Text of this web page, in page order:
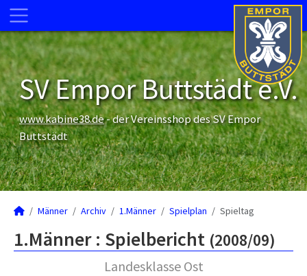
SV Empor Buttstädt e.V.
www.kabine38.de- der Vereinsshop des SV Empor
Buttstädt
Männer Archiv 1.Männer Spielplan Spieltag
1.Männer : Spielbericht (2008/09)
Landesklasse Ost